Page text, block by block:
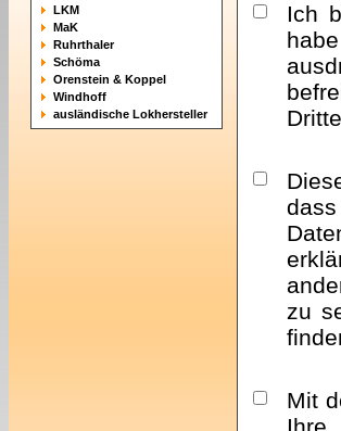
LKM
MaK
Ruhrthaler
Schöma
Orenstein & Koppel
Windhoff
ausländische Lokhersteller
Ich
zu
Mit